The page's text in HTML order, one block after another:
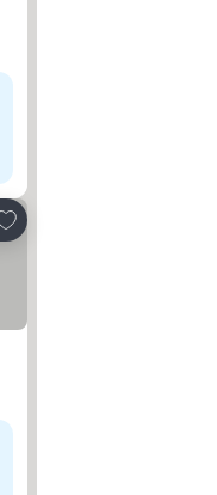
do ulubionych